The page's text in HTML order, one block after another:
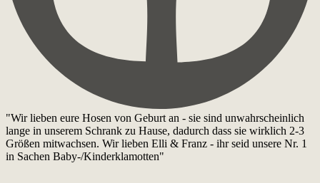
"Wir lieben eure Hosen von Geburt an - sie sind unwahrscheinlich
lange in unserem Schrank zu Hause, dadurch dass sie wirklich 2-3
Größen mitwachsen. Wir lieben Elli & Franz - ihr seid unsere Nr. 1
in Sachen Baby-/Kinderklamotten"